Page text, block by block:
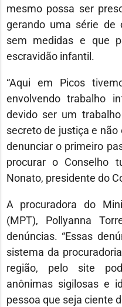
mesmo possa ser
gerando uma série de
sem medidas e que
escravidão infantil.
“Aqui em Picos
envolvendo trabalho
devido ser um
secreto de justiça e
denunciar o primeiro
procurar o Conselho
Nonato, presidente do
A procuradora do
(MPT), Pollyanna
denúncias. “Essas
sistema da
região, pelo site
anônimas sigilosas e
pessoa que seja ciente